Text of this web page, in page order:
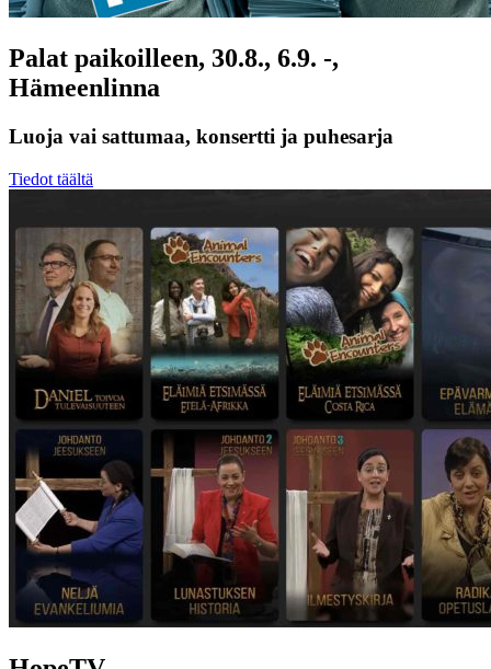
Palat paikoilleen, 30.8., 6.9. -,
Hämeenlinna
Luoja vai sattumaa, konsertti ja puhesarja
Tiedot täältä